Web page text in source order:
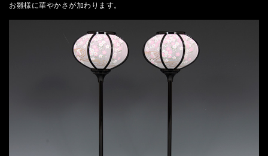
お雛様に華やかさが加わります。